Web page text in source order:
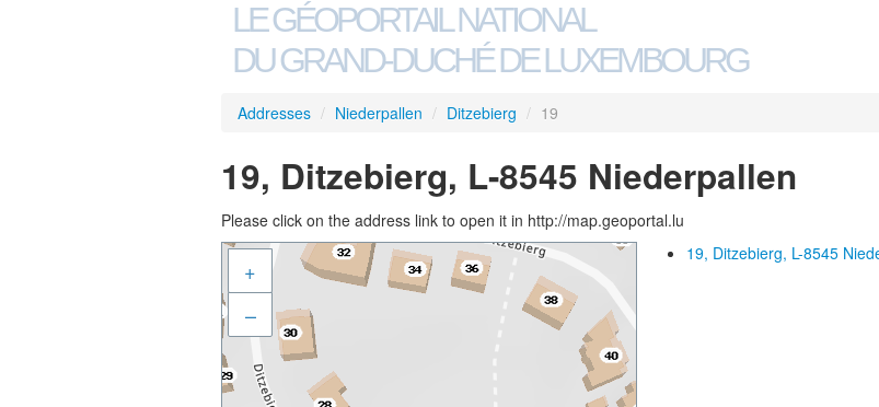
LE GÉOPORTAIL NATIONAL
DU GRAND-DUCHÉ DE LUXEMBOURG
Addresses / Niederpallen / Ditzebierg / 19
19, Ditzebierg, L-8545 Niederpallen
Please click on the address link to open it in http://map.geoportal.lu
+
–
19, Ditzebierg, L-8545